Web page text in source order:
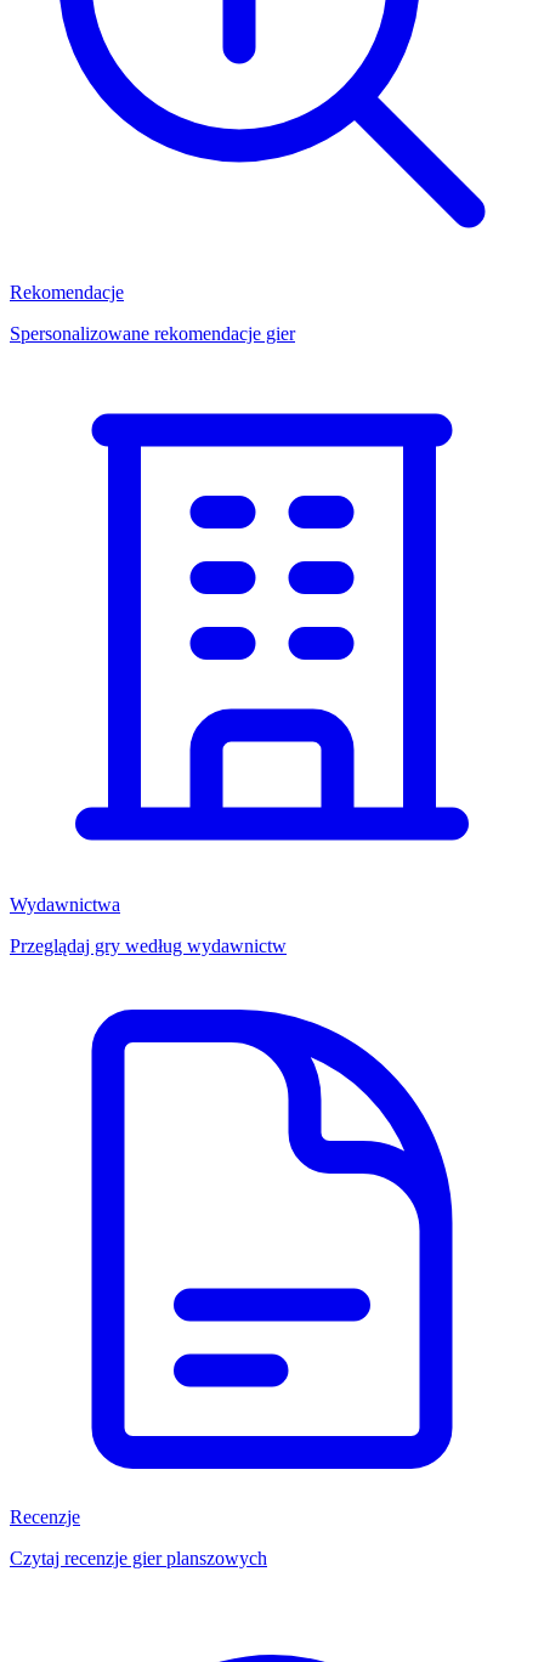
Rekomendacje
Spersonalizowane rekomendacje gier
Wydawnictwa
Przeglądaj gry według wydawnictw
Recenzje
Czytaj recenzje gier planszowych